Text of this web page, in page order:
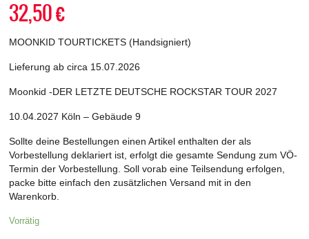
32,50€
MOONKID TOURTICKETS (Handsigniert)
Lieferung ab circa 15.07.2026
Moonkid -DER LETZTE DEUTSCHE ROCKSTAR TOUR 2027
10.04.2027 Köln – Gebäude 9
Sollte deine Bestellungen einen Artikel enthalten der als
Vorbestellung deklariert ist, erfolgt die gesamte Sendung zum VÖ-
Termin der Vorbestellung. Soll vorab eine Teilsendung erfolgen,
packe bitte einfach den zusätzlichen Versand mit in den
Warenkorb.
Vorrätig